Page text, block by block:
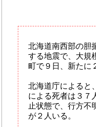
北海道南西部の胆
する地震で、大規
町で９日、新たに
北海道庁によると
による死者は３７
止状態で、行方不
が２人いる。